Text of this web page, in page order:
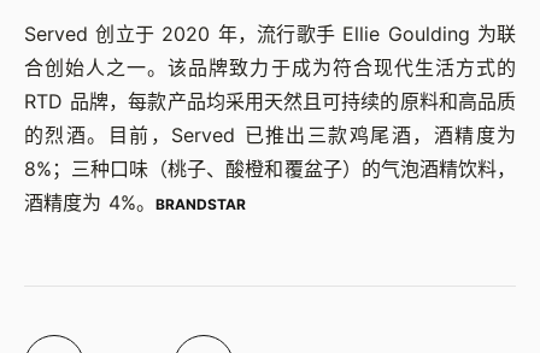
Served 创立于 2020 年，流行歌手 Ellie Goulding 为联
合创始人之一。该品牌致力于成为符合现代生活方式的
RTD 品牌，每款产品均采用天然且可持续的原料和高品质
的烈酒。目前，Served 已推出三款鸡尾酒，酒精度为
8%；三种口味（桃子、酸橙和覆盆子）的气泡酒精饮料，
酒精度为 4%。
BRANDSTAR